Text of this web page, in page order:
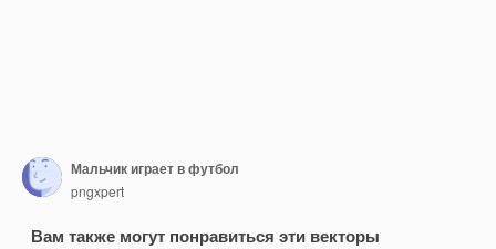
Мальчик играет в футбол
pngxpert
Вам также могут понравиться эти векторы